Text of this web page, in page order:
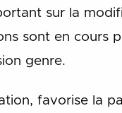
sur la
sont en cours
genre.
favorise la